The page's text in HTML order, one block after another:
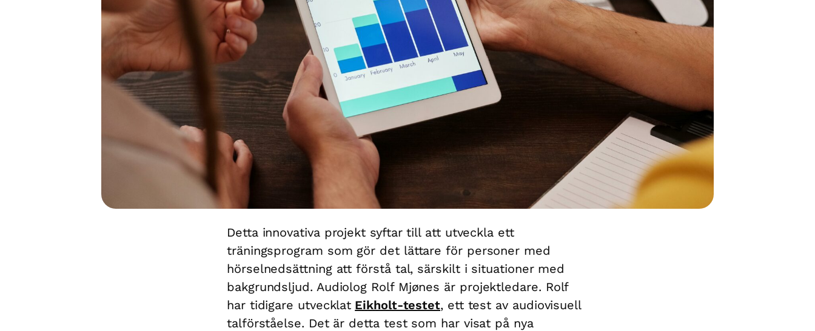
Detta innovativa projekt syftar till att utveckla ett
träningsprogram som gör det lättare för personer med
hörselnedsättning att förstå tal, särskilt i situationer med
bakgrundsljud. Audiolog Rolf Mjønes är projektledare. Rolf
har tidigare utvecklat Eikholt-testet, ett test av audiovisuell
talförståelse. Det är detta test som har visat på nya